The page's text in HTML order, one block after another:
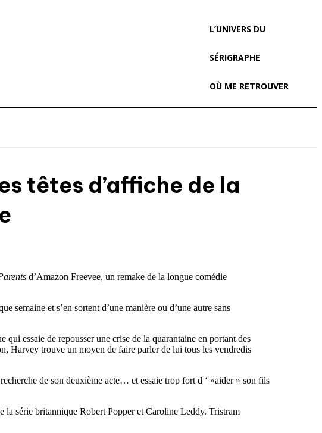
L’UNIVERS DU
SÉRIGRAPHE
OÙ ME RETROUVER
têtes d’affiche de la
d’Amazon Freevee, un remake de la longue comédie
et s’en sortent d’une manière ou d’une autre sans
essaie de repousser une crise de la quarantaine en portant des
Harvey trouve un moyen de faire parler de lui tous les vendredis
de son deuxième acte… et essaie trop fort d ‘ »aider » son fils
série britannique Robert Popper et Caroline Leddy. Tristram